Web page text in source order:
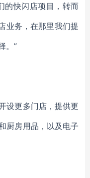
的快闪店项目，转而
业务，在那里我们提
。”
设更多门店，提供更
厨房用品，以及电子